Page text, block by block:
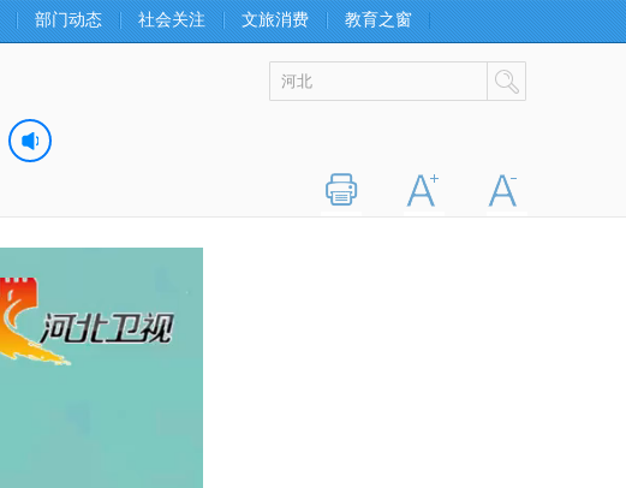
部门动态 社会关注 文旅消费 教育之窗